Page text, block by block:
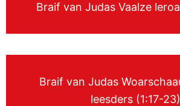
Braif van Judas Vaalze
Braif van Judas
leesders (1:17-23)